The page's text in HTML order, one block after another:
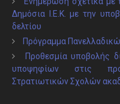
Δημόσια Ι.Ε.Κ. με την
δελτίου
Πρόγραμμα
Προθεσμία υποβολής
υποψηφίων στις
Στρατιωτικών Σχολών